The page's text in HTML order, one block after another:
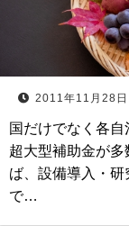
2011年11月28日
国だけでなく各
超大型補助金が
ば、設備導入・
で…